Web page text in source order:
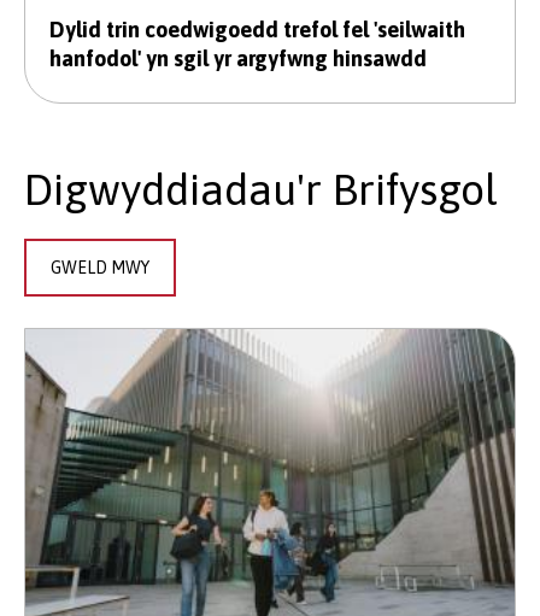
Dylid trin coedwigoedd trefol fel 'seilwaith
hanfodol' yn sgil yr argyfwng hinsawdd
Digwyddiadau'r Brifysgol
GWELD MWY